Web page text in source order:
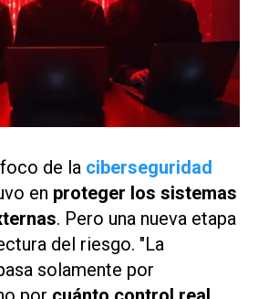
de la ciberseguridad
en proteger los sistemas
. Pero una nueva etapa
del riesgo. "La
solamente por